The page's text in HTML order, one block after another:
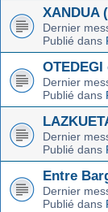
XANDUA
Dernier
Publié dans
Dernier
Publié dans
Dernier
Publié dans
Entre
Dernier
Publié dans